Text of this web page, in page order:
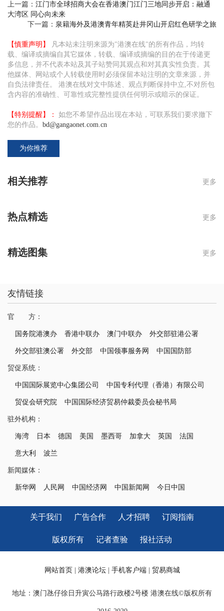
上一篇： 江门市全球招商大会在香港澳门江门三地同步开启：融通
大湾区 同心向未来
下一篇： 泉籍海外及港澳青年精英赴井冈山开启红色研学之旅
【慎重声明】
凡本站未注明来源为"港澳在线"的所有作品，均转
载、编译或摘编自其它媒体，转载、编译或摘编的目的在于传递更
多信息，并不代表本站及其子站赞同其观点和对其真实性负责。其
他媒体、网站或个人转载使用时必须保留本站注明的文章来源，并
自负法律责任。 港澳在线对文中陈述、观点判断保持中立,不对所包
含内容的准确性、可靠性或完整性提供任何明示或暗示的保证。
【特别提醒】：
如您不希望作品出现在本站，可联系我们要求撤下
您的作品。 bd@gangaonet.com.cn
为你推荐
相关推荐 更多
热点精选 更多
精选图集 更多
友情链接
官 方：
国务院港澳办 香港中联办 澳门中联办 外交部驻港公署
外交部驻澳公署 外交部 中国领事服务网 中国国防部
贸促系统：
中国国际展览中心集团公司 中国专利代理（香港）有限公司
贸促会研究院 中国国际经济贸易仲裁委员会秘书局
驻外机构：
海湾 日本 德国 美国 墨西哥 加拿大 英国 法国
意大利 波兰
新闻媒体：
新华网 人民网 中国经济网 中国新闻网 今日中国
关于我们 广告合作 人才招聘 订阅指南
版权所有 记者查验 报社活动
网站首页 港澳论坛| 手机客户端| 贸易商城
地址：澳门氹仔徐日升寅公马路行政楼2号楼 港澳在线©版权所有